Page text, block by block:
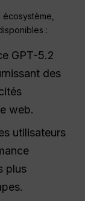
écosystème,
:
GPT-5.2
des
web.
utilisateurs
plus